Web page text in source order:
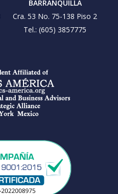
BARRANQUILLA
Cra. 53 No. 75-138 Piso 2
Tel.: (605) 3857775